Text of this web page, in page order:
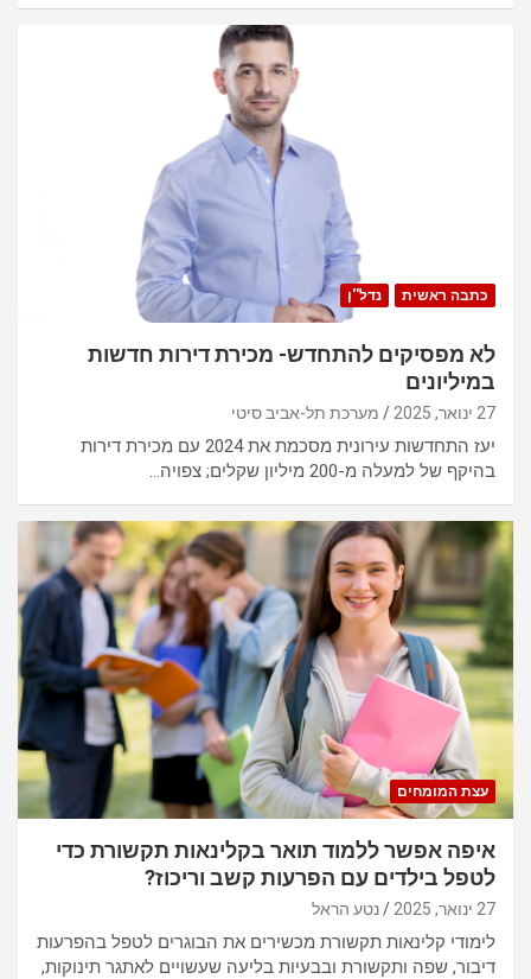
כתבה ראשית נדל''ן
לא מפסיקים להתחדש- מכירת דירות חדשות
במיליונים
27 ינואר, 2025 מערכת תל-אביב סיטי
יעז התחדשות עירונית מסכמת את 2024 עם מכירת דירות
בהיקף של למעלה מ-200 מיליון שקלים; צפויה…
עצת המומחים
איפה אפשר ללמוד תואר בקלינאות תקשורת כדי
לטפל בילדים עם הפרעות קשב וריכוז?
27 ינואר, 2025 נטע הראל
לימודי קלינאות תקשורת מכשירים את הבוגרים לטפל בהפרעות
דיבור, שפה ותקשורת ובבעיות בליעה שעשויים לאתגר תינוקות,